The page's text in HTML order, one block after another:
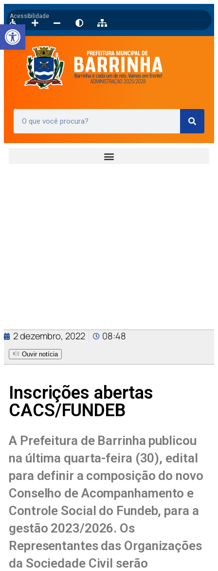
Barra de Ferramentas Aberta
Acessibilidade
2 dezembro, 2022 08:48
Ouvir notícia
Inscrições abertas
CACS/FUNDEB
A Prefeitura de Barrinha publicou
na última quarta-feira (30), edital
para definir a composição do novo
Conselho de Acompanhamento e
Controle Social do Fundeb, para a
gestão 2023/2026. Os
Representantes das Organizações
da Sociedade Civil serão